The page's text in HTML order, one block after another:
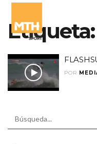
Etiqueta:
POR